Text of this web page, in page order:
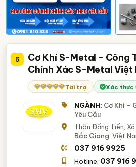
6
Cơ Khí S-Metal - Công
Chính Xác S-Metal Việt
Tài trợ Xác thực
NGÀNH: Cơ Khí -
Yêu Cầu
Thôn Đồng Tiến,
Bắc Giang, Việt
037 916 9925
Hotline: 037 916